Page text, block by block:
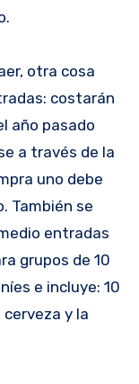
otra cosa
costarán
año pasado
a través de la
uno debe
También se
entradas
grupos de 10
e incluye: 10
y la